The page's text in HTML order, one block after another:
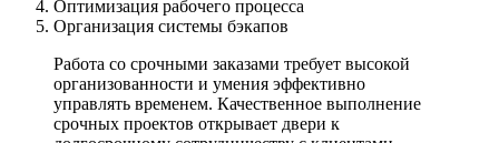
Оптимизация рабочего процесса
Организация системы бэкапов
Работа со срочными заказами требует высокой
организованности и умения эффективно
управлять временем. Качественное выполнение
срочных проектов открывает двери к